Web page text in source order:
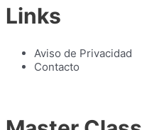
Links
Aviso de Privacidad
Contacto